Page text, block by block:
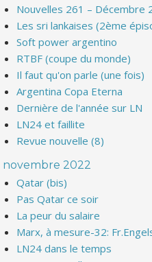
Nouvelles 261 – Décembre
Les sri lankaises (2ème
Soft power argentino
RTBF (coupe du monde)
Il faut qu'on parle (une fois)
Argentina Copa Eterna
Dernière de l'année sur LN
LN24 et faillite
Revue nouvelle (8)
novembre 2022
Qatar (bis)
Pas Qatar ce soir
La peur du salaire
Marx, à mesure-32:
LN24 dans le temps